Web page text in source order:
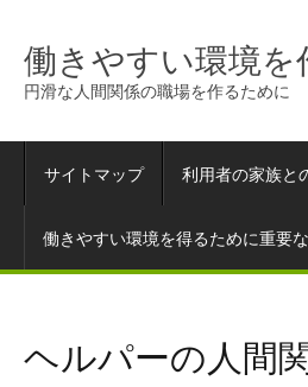
働きやすい環境を
円滑な人間関係の職場を作るために
サイトマップ 利用者の家族と
働きやすい環境を得るために重要
ヘルパーの人間